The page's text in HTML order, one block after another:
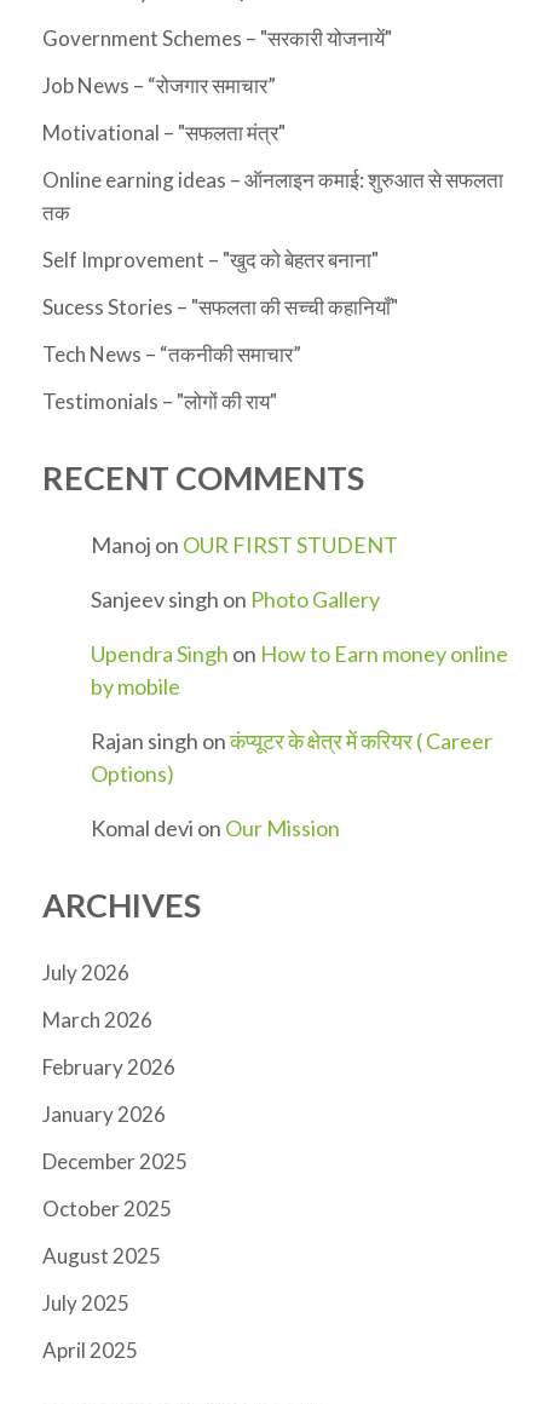
Government Schemes – "सरकारी योजनायें"
Job News – “रोजगार समाचार”
Motivational – "सफलता मंत्र"
Online earning ideas – ऑनलाइन कमाई: शुरुआत से सफलता
तक
Self Improvement – "खुद को बेहतर बनाना"
Sucess Stories – "सफलता की सच्ची कहानियाँ"
Tech News – “तकनीकी समाचार”
Testimonials – "लोगों की राय"
RECENT COMMENTS
Manoj on OUR FIRST STUDENT
Sanjeev singh on Photo Gallery
Upendra Singh on How to Earn money online
by mobile
Rajan singh onकंप्यूटर के क्षेत्र में करियर ( Career
Options)
Komal devi on Our Mission
ARCHIVES
July 2026
March 2026
February 2026
January 2026
December 2025
October 2025
August 2025
July 2025
April 2025